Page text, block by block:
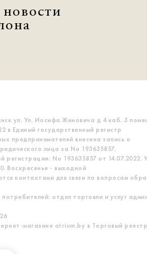
ул. Ул. Иосифа Жиновича д 4 каб. 3
в Единый государственный регистр
предпринимателей внесена запись о
лица за No 193635857.
регистрации: No 193635857 от 14.07.2022.
Воскресенье - выходной
контактами для связи по вопросам
отдел торговли и услуг
магазине atrium.by в Торговый